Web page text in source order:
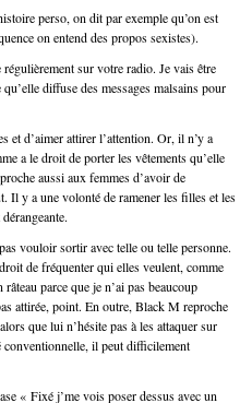
perso, on dit par exemple qu’on est
on entend des propos sexistes).
sur votre radio. Je vais être
diffuse des messages malsains pour
et d’aimer attirer l’attention. Or, il n’y a
a le droit de porter les vêtements qu’elle
aussi aux femmes d’avoir de
Il y a une volonté de ramener les filles et les
vouloir sortir avec telle ou telle personne.
de fréquenter qui elles veulent, comme
parce que je n’ai pas beaucoup
attirée, point. En outre, Black M reproche
que lui n’hésite pas à les attaquer sur
conventionnelle, il peut difficilement
« Fixé j’me vois poser dessus avec un